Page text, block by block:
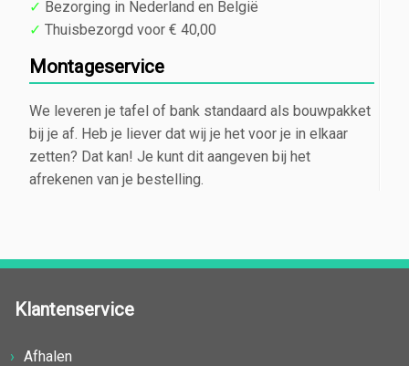
✓ Bezorging in Nederland en België
✓ Thuisbezorgd voor € 40,00
Montageservice
We leveren je tafel of bank standaard als bouwpakket
bij je af. Heb je liever dat wij je het voor je in elkaar
zetten? Dat kan! Je kunt dit aangeven bij het
afrekenen van je bestelling.
Klantenservice
Afhalen